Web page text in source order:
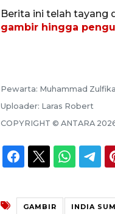
Berita ini telah tayang
gambir hingga
Pewarta: Muhammad
Uploader: Laras Robert
COPYRIGHT © ANTARA
GAMBIR INDIA